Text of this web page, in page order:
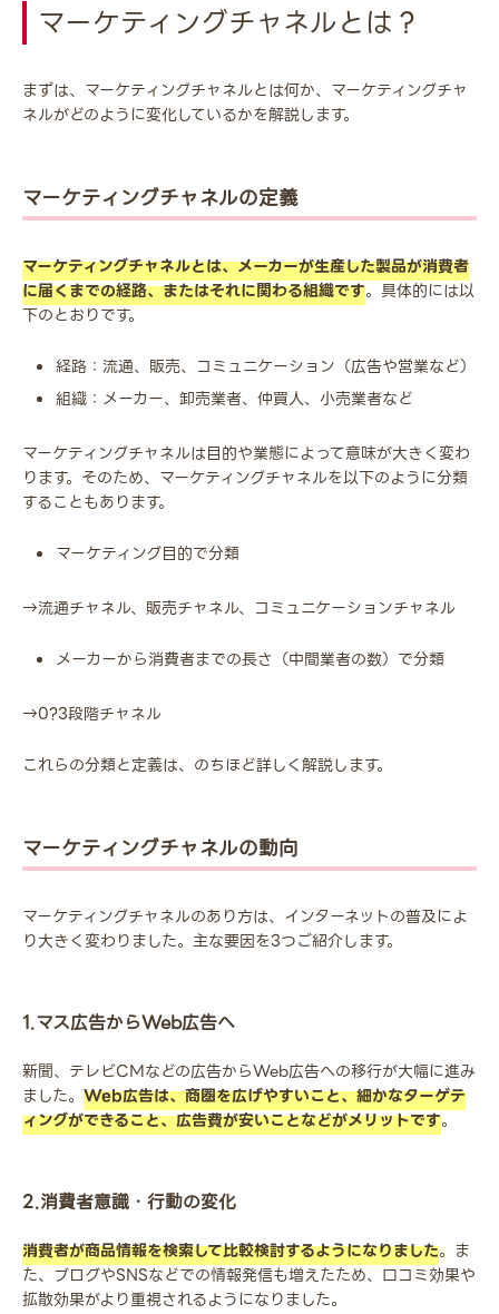
マーケティングチャネルとは？
まずは、マーケティングチャネルとは何か、マーケティングチャ
ネルがどのように変化しているかを解説します。
マーケティングチャネルの定義
マーケティングチャネルとは、メーカーが生産した製品が消費者
に届くまでの経路、またはそれに関わる組織です。具体的には以
下のとおりです。
経路：流通、販売、コミュニケーション（広告や営業など）
組織：メーカー、卸売業者、仲買人、小売業者など
マーケティングチャネルは目的や業態によって意味が大きく変わ
ります。そのため、マーケティングチャネルを以下のように分類
することもあります。
マーケティング目的で分類
→流通チャネル、販売チャネル、コミュニケーションチャネル
メーカーから消費者までの長さ（中間業者の数）で分類
→0?3段階チャネル
これらの分類と定義は、のちほど詳しく解説します。
マーケティングチャネルの動向
マーケティングチャネルのあり方は、インターネットの普及によ
り大きく変わりました。主な要因を3つご紹介します。
1.マス広告からWeb広告へ
新聞、テレビCMなどの広告からWeb広告への移行が大幅に進み
ました。 Web広告は、商圏を広げやすいこと、細かなターゲテ
ィングができること、広告費が安いことなどがメリットです。
2.消費者意識・行動の変化
消費者が商品情報を検索して比較検討するようになりました。ま
た、ブログやSNSなどでの情報発信も増えたため、口コミ効果や
拡散効果がより重視されるようになりました。